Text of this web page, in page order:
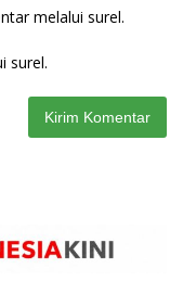
melalui surel.
surel.